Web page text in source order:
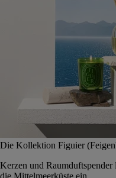
Die Kollektion Figuier
Kerzen und Raumduftspender
die Mittelmeerküste ein.